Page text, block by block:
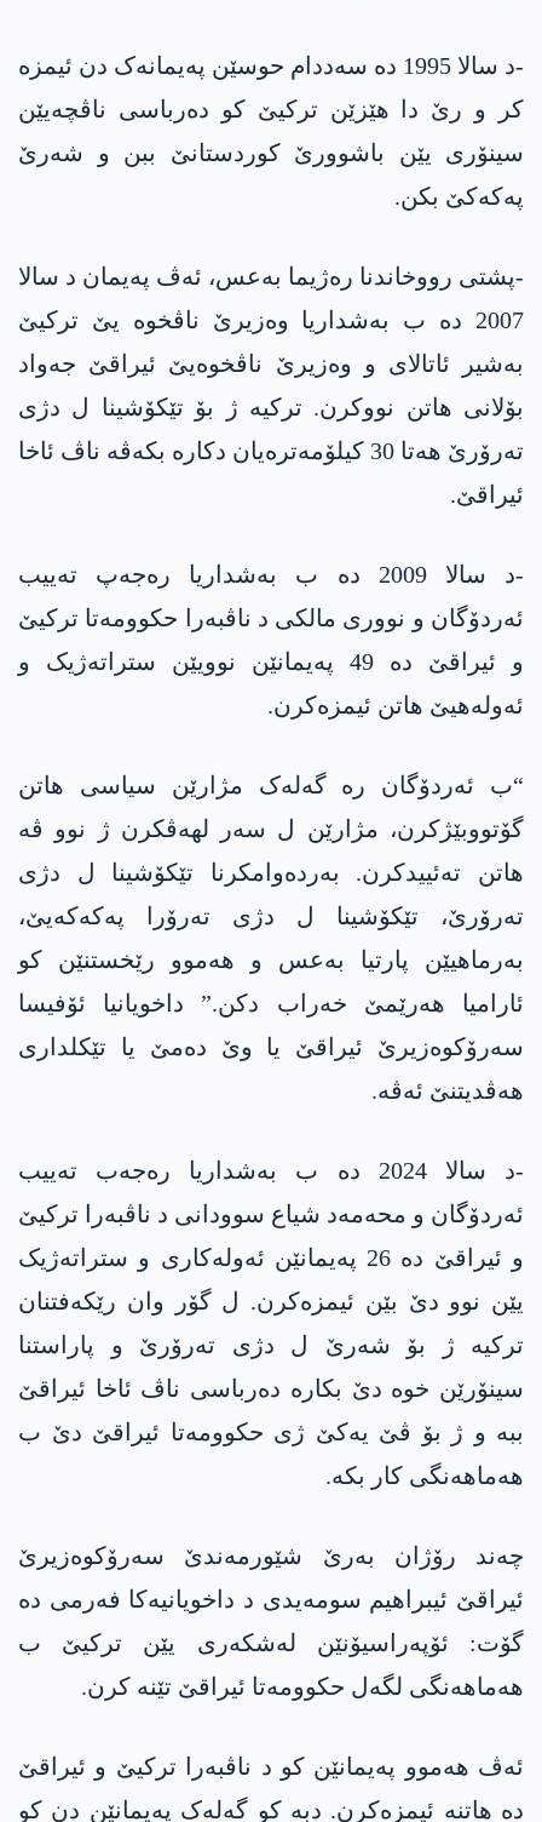
-د سالا 1995 دە سەددام حوسێن پەیمانەک دن ئیمزە
کر و رێ دا ھێزێن ترکیێ کو دەرباسی ناڤچەیێن
سینۆری یێن باشوورێ کوردستانێ ببن و شەرێ
پەکەکێ بکن.
-پشتی رووخاندنا رەژیما بەعس، ئەڤ پەیمان د سالا
2007 دە ب بەشداریا وەزیرێ ناڤخوە یێ ترکیێ
بەشیر ئاتالای و وەزیرێ ناڤخوەیێ ئیراقێ جەواد
بۆلانی ھاتن نووکرن. ترکیە ژ بۆ تێکۆشینا ل دژی
تەرۆرێ ھەتا 30 کیلۆمەترەیان دکارە بکەڤە ناڤ ئاخا
ئیراقێ.
-د سالا 2009 دە ب بەشداریا رەجەپ تەییب
ئەردۆگان و نووری مالکی د ناڤبەرا حکوومەتا ترکیێ
و ئیراقێ دە 49 پەیمانێن نوویێن ستراتەژیک و
ئەولەھیێ ھاتن ئیمزەکرن.
“ب ئەردۆگان رە گەلەک مژارێن سیاسی ھاتن
گۆتووبێژکرن، مژارێن ل سەر لھەڤکرن ژ نوو ڤە
ھاتن تەئییدکرن. بەردەوامکرنا تێکۆشینا ل دژی
تەرۆرێ، تێکۆشینا ل دژی تەرۆرا پەکەکەیێ،
بەرماھیێن پارتیا بەعس و ھەموو رێخستنێن کو
ئارامیا ھەرێمێ خەراب دکن.” داخویانیا ئۆفیسا
سەرۆکوەزیرێ ئیراقێ یا وێ دەمێ یا تێکلداری
ھەڤدیتنێ ئەڤە.
-د سالا 2024 دە ب بەشداریا رەجەب تەییب
ئەردۆگان و محەمەد شیاع سوودانی د ناڤبەرا ترکیێ
و ئیراقێ دە 26 پەیمانێن ئەولەکاری و ستراتەژیک
یێن نوو دێ بێن ئیمزەکرن. ل گۆر وان رێکەفتنان
ترکیە ژ بۆ شەرێ ل دژی تەرۆرێ و پاراستنا
سینۆرێن خوە دێ بکارە دەرباسی ناڤ ئاخا ئیراقێ
ببە و ژ بۆ ڤێ یەکێ ژی حکوومەتا ئیراقێ دێ ب
ھەماھەنگی کار بکە.
چەند رۆژان بەرێ شێورمەندێ سەرۆکوەزیرێ
ئیراقێ ئیبراھیم سومەیدی د داخویانیەکا فەرمی دە
گۆت: ئۆپەراسیۆنێن لەشکەری یێن ترکیێ ب
ھەماھەنگی لگەل حکوومەتا ئیراقێ تێنە کرن.
ئەڤ ھەموو پەیمانێن کو د ناڤبەرا ترکیێ و ئیراقێ
دە ھاتنە ئیمزەکرن. دبە کو گەلەک پەیمانێن دن کو